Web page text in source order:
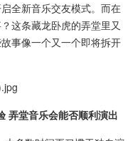
全新音乐交友模式。而在
这条藏龙卧虎的弄堂里又
事像一个又一个即将拆开
弄堂音乐会能否顺利演出